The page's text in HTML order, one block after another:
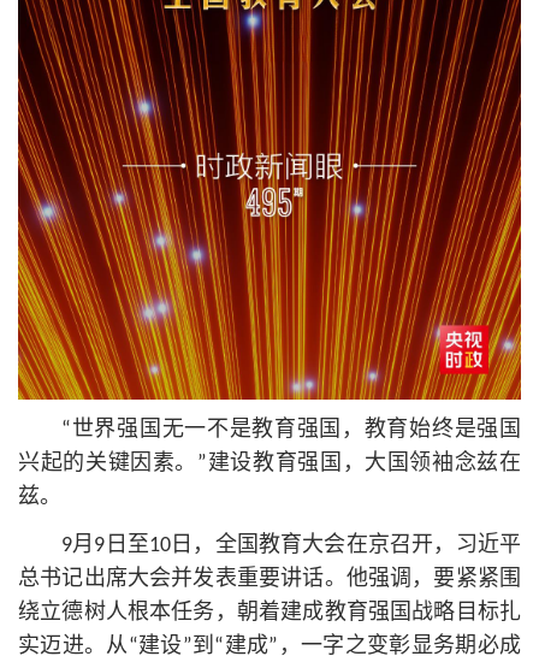
“世界强国无一不是教育强国，教育始终是强国
兴起的关键因素。”建设教育强国，大国领袖念兹在
兹。
9月9日至10日，全国教育大会在京召开，习近平
总书记出席大会并发表重要讲话。他强调，要紧紧围
绕立德树人根本任务，朝着建成教育强国战略目标扎
实迈进。从“建设”到“建成”，一字之变彰显务期必成